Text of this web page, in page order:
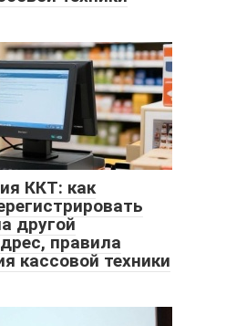
ККТ: как
другой
правила
кассовой техники